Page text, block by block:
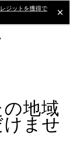
ジットを獲得で
地域
ませ